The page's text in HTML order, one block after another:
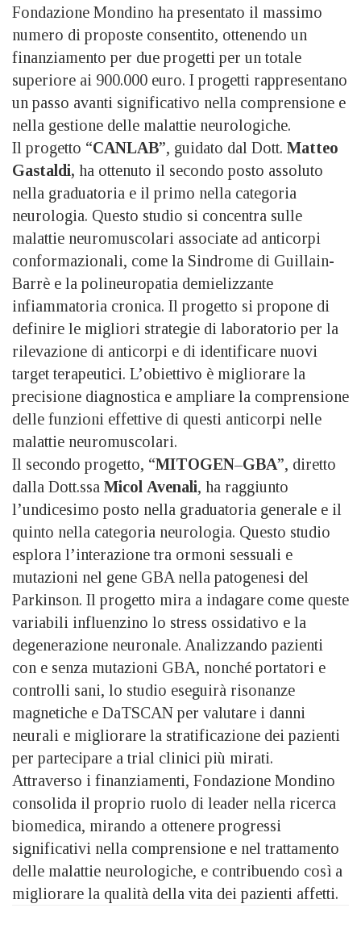
Fondazione Mondino ha presentato il massimo
numero di proposte consentito, ottenendo un
finanziamento per due progetti per un totale
superiore ai 900.000 euro. I progetti rappresentano
un passo avanti significativo nella comprensione e
nella gestione delle malattie neurologiche.
Il progetto “CANLAB”, guidato dal Dott. Matteo
Gastaldi, ha ottenuto il secondo posto assoluto
nella graduatoria e il primo nella categoria
neurologia. Questo studio si concentra sulle
malattie neuromuscolari associate ad anticorpi
conformazionali, come la Sindrome di Guillain-
Barrè e la polineuropatia demielizzante
infiammatoria cronica. Il progetto si propone di
definire le migliori strategie di laboratorio per la
rilevazione di anticorpi e di identificare nuovi
target terapeutici. L’obiettivo è migliorare la
precisione diagnostica e ampliare la comprensione
delle funzioni effettive di questi anticorpi nelle
malattie neuromuscolari.
Il secondo progetto, “MITOGEN–GBA”, diretto
dalla Dott.ssa Micol Avenali, ha raggiunto
l’undicesimo posto nella graduatoria generale e il
quinto nella categoria neurologia. Questo studio
esplora l’interazione tra ormoni sessuali e
mutazioni nel gene GBA nella patogenesi del
Parkinson. Il progetto mira a indagare come queste
variabili influenzino lo stress ossidativo e la
degenerazione neuronale. Analizzando pazienti
con e senza mutazioni GBA, nonché portatori e
controlli sani, lo studio eseguirà risonanze
magnetiche e DaTSCAN per valutare i danni
neurali e migliorare la stratificazione dei pazienti
per partecipare a trial clinici più mirati.
Attraverso i finanziamenti, Fondazione Mondino
consolida il proprio ruolo di leader nella ricerca
biomedica, mirando a ottenere progressi
significativi nella comprensione e nel trattamento
delle malattie neurologiche, e contribuendo così a
migliorare la qualità della vita dei pazienti affetti.